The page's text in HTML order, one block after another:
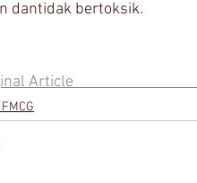
dantidak bertoksik.
Original